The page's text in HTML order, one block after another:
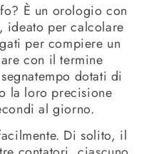
È un orologio con
ideato per calcolare
per compiere un
con il termine
dotati di
la loro precisione
al giorno.
Di solito, il